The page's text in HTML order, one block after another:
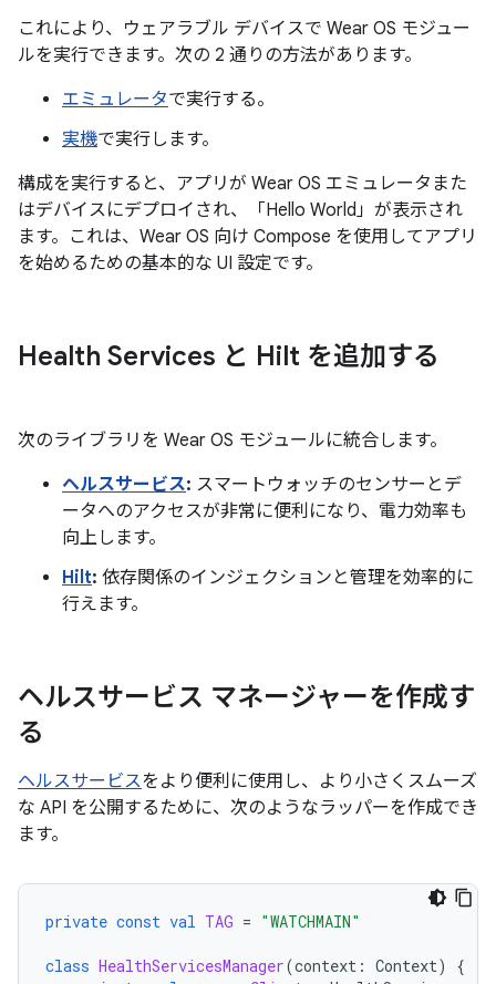
これにより、ウェアラブル デバイスで Wear OS モジュー
ルを実行できます。次の 2 通りの方法があります。
エミュレータで実行する。
実機で実行します。
構成を実行すると、アプリが Wear OS エミュレータまた
はデバイスにデプロイされ、「Hello World」が表示され
ます。これは、Wear OS 向け Compose を使用してアプリ
を始めるための基本的な UI 設定です。
Health Services と Hilt を追加する
次のライブラリを Wear OS モジュールに統合します。
ヘルスサービス: スマートウォッチのセンサーとデ
ータへのアクセスが非常に便利になり、電力効率も
向上します。
Hilt: 依存関係のインジェクションと管理を効率的に
行えます。
ヘルスサービス マネージャーを作成す
る
ヘルスサービスをより便利に使用し、より小さくスムーズ
な API を公開するために、次のようなラッパーを作成でき
ます。
private const val TAG = "WATCHMAIN"
class HealthServicesManager(context : Context)
{